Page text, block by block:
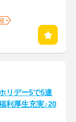
リデー5で5連
利厚生充実♪20